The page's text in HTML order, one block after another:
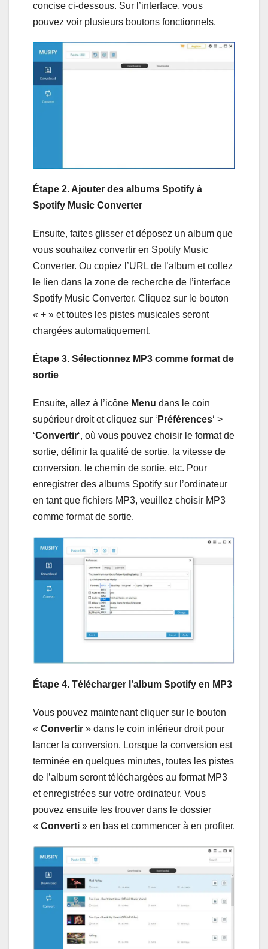
concise ci-dessous. Sur l’interface, vous
pouvez voir plusieurs boutons fonctionnels.
Étape 2. Ajouter des albums Spotify à
Spotify Music Converter
Ensuite, faites glisser et déposez un album que
vous souhaitez convertir en Spotify Music
Converter. Ou copiez l’URL de l’album et collez
le lien dans la zone de recherche de l’interface
Spotify Music Converter. Cliquez sur le bouton
« + » et toutes les pistes musicales seront
chargées automatiquement.
Étape 3. Sélectionnez MP3 comme format de
sortie
Ensuite, allez à l’icône Menu dans le coin
supérieur droit et cliquez sur ‘ Préférences‘ >
‘Convertir‘, où vous pouvez choisir le format de
sortie, définir la qualité de sortie, la vitesse de
conversion, le chemin de sortie, etc. Pour
enregistrer des albums Spotify sur l’ordinateur
en tant que fichiers MP3, veuillez choisir MP3
comme format de sortie.
Étape 4. Télécharger l’album Spotify en MP3
Vous pouvez maintenant cliquer sur le bouton
« Convertir » dans le coin inférieur droit pour
lancer la conversion. Lorsque la conversion est
terminée en quelques minutes, toutes les pistes
de l’album seront téléchargées au format MP3
et enregistrées sur votre ordinateur. Vous
pouvez ensuite les trouver dans le dossier
« Converti » en bas et commencer à en profiter.